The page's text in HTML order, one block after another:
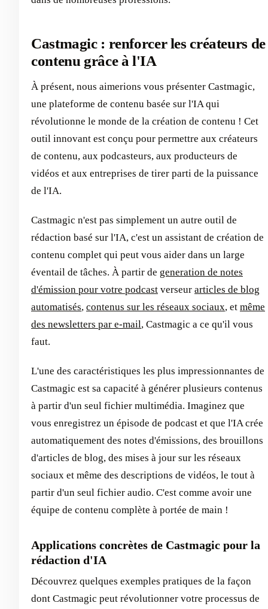
Castmagic : renforcer les créateurs de
contenu grâce à l'IA
À présent, nous aimerions vous présenter Castmagic,
une plateforme de contenu basée sur l'IA qui
révolutionne le monde de la création de contenu ! Cet
outil innovant est conçu pour permettre aux créateurs
de contenu, aux podcasteurs, aux producteurs de
vidéos et aux entreprises de tirer parti de la puissance
de l'IA.
Castmagic n'est pas simplement un autre outil de
rédaction basé sur l'IA, c'est un assistant de création de
contenu complet qui peut vous aider dans un large
éventail de tâches. À partir de generation de notes
d'émission pour votre podcast verseur articles de blog
automatisés, contenus sur les réseaux sociaux, et même
des newsletters par e-mail, Castmagic a ce qu'il vous
faut.
L'une des caractéristiques les plus impressionnantes de
Castmagic est sa capacité à générer plusieurs contenus
à partir d'un seul fichier multimédia. Imaginez que
vous enregistrez un épisode de podcast et que l'IA crée
automatiquement des notes d'émissions, des brouillons
d'articles de blog, des mises à jour sur les réseaux
sociaux et même des descriptions de vidéos, le tout à
partir d'un seul fichier audio. C'est comme avoir une
équipe de contenu complète à portée de main !
Applications concrètes de Castmagic pour la
rédaction d'IA
Découvrez quelques exemples pratiques de la façon
dont Castmagic peut révolutionner votre processus de